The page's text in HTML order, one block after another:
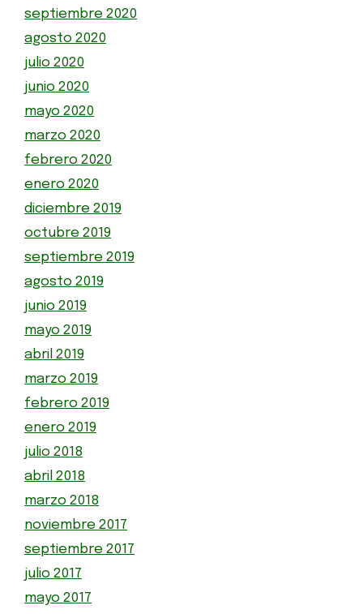
septiembre 2020
agosto 2020
julio 2020
junio 2020
mayo 2020
marzo 2020
febrero 2020
enero 2020
diciembre 2019
octubre 2019
septiembre 2019
agosto 2019
junio 2019
mayo 2019
abril 2019
marzo 2019
febrero 2019
enero 2019
julio 2018
abril 2018
marzo 2018
noviembre 2017
septiembre 2017
julio 2017
mayo 2017